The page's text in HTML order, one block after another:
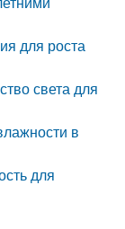
для роста
света для
в
для